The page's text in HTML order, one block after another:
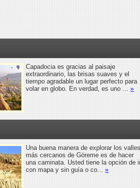
Capadocia es gracias al paisaje
extraordinario, las brisas suaves y el
tiempo agradable un lugar perfecto para
volar en globo. En verdad, es uno ...»
Una buena manera de explorar los
más cercanos de Göreme es de hacer
una caminata. Usted tiene la opción de
con mapa y sin guía o co...»